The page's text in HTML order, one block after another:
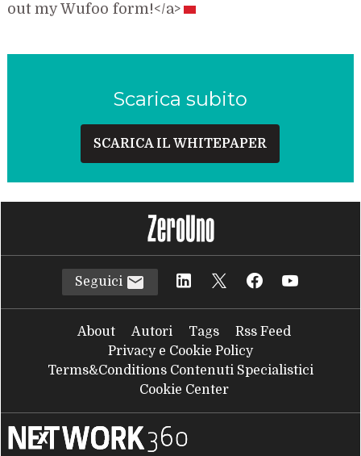
out my Wufoo form!</a>
Scarica subito
SCARICA IL WHITEPAPER
Seguici
About Autori Tags
Rss Feed
Privacy e Cookie Policy
Terms&Conditions Contenuti Specialistici
Cookie Center